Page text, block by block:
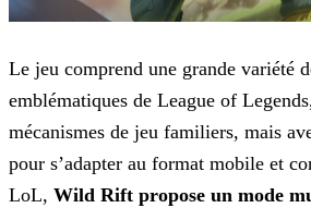
Le jeu comprend une grande variété
emblématiques de League of
mécanismes de jeu familiers, mais
pour s’adapter au format mobile et
LoL, Wild Rift propose un mode